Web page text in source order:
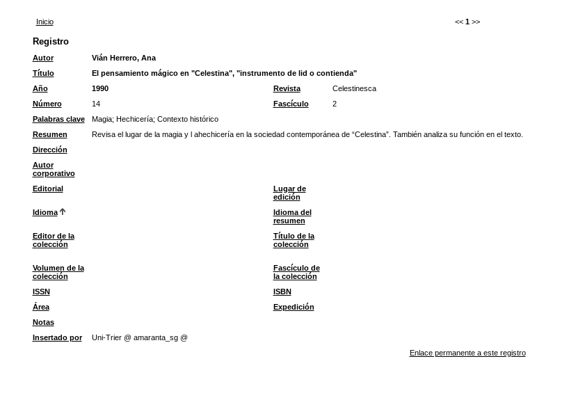
Inicio << 1 >>
Registro
Autor
Vián Herrero, Ana
Título
El pensamiento mágico en "Celestina", "instrumento de lid o contienda"
Año
1990 Revista Celestinesca
Número
14 Fascículo 2
Palabras clave
Magia; Hechicería; Contexto histórico
Resumen
Revisa el lugar de la magia y l ahechicería en la sociedad contemporánea de “Celestina”. También analiza su función en el texto.
Dirección
Autor
corporativo
Editorial
Lugar de
edición
Idioma
Idioma del
resumen
Editor de la
colección
Título de la
colección
Volumen de la
colección
Fascículo de
la colección
ISSN ISBN
Área
Expedición
Notas
Insertado por
Uni-Trier @ amaranta_sg @
Enlace permanente a este registro